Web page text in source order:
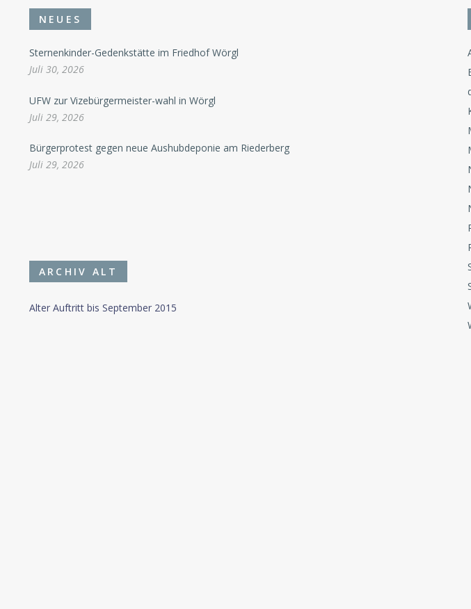
NEUES
Sternenkinder-Gedenkstätte im Friedhof Wörgl
Juli 30, 2026
UFW zur Vizebürgermeister-wahl in Wörgl
Juli 29, 2026
Bürgerprotest gegen neue Aushubdeponie am Riederberg
Juli 29, 2026
ARCHIV ALT
Alter Auftritt bis September 2015